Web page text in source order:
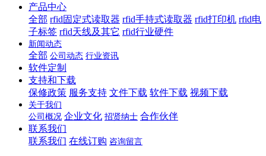
产品中心
全部 rfid固定式读取器 rfid手持式读取器 rfid打印机 rfid电
子标签 rfid天线及其它 rfid行业硬件
新闻动态
全部 公司动态 行业资讯
软件定制
支持和下载
保修政策 服务支持 文件下载 软件下载 视频下载
关于我们
公司概况 企业文化 招贤纳士 合作伙伴
联系我们
联系我们 在线订购 咨询留言